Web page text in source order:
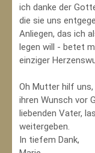
ich danke der
die sie uns
Anliegen, das ich
legen will - betet
einziger
Oh Mutter hilf
ihren Wunsch vor
liebenden Vater,
weitergeben.
In tiefem Dank,